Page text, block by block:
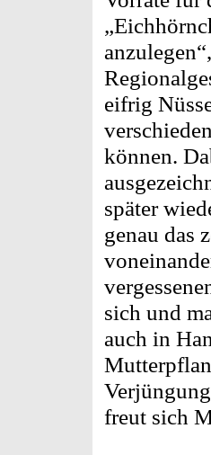
eifrig
können.
später
genau das
sich und
auch in
freut sich